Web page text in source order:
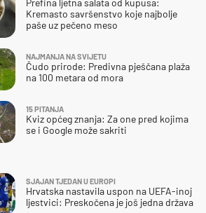
SJAJAN TJEDAN U EUROPI
Hrvatska nastavila uspon na UEFA-inoj
ljestvici: Preskočena je još jedna država
Kremasto savršenstvo koje najbolje
paše uz pečeno meso
NAJMANJA NA SVIJETU
Čudo prirode: Predivna pješčana plaža
na 100 metara od mora
15 PITANJA
Kviz općeg znanja: Za one pred kojima
se i Google može sakriti